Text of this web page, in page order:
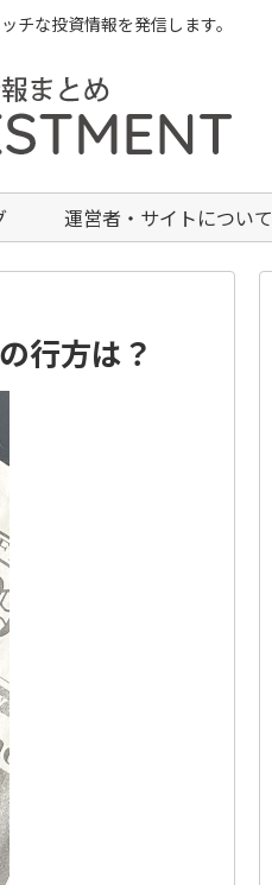
チな投資情報を発信します。
運営者・サイトについて
行方は？